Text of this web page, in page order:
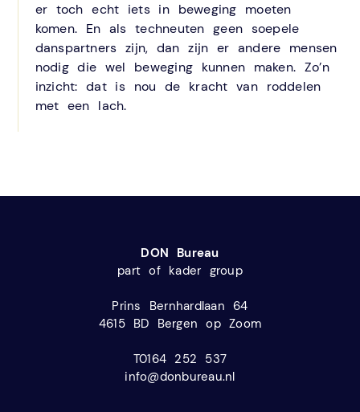
er toch echt iets in beweging moeten
komen. En als techneuten geen soepele
danspartners zijn, dan zijn er andere mensen
nodig die wel beweging kunnen maken. Zo’n
inzicht: dat is nou de kracht van roddelen
met een lach.
DON Bureau
part of kader group
Prins Bernhardlaan 64
4615 BD Bergen op Zoom
T0164 252 537
info@donbureau.nl